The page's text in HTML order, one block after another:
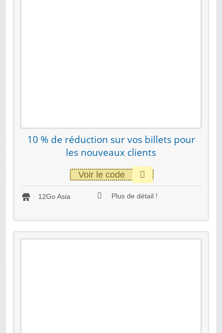
10 % de réduction sur vos billets pour
les nouveaux clients
Voir le code
12Go Asia Plus de détail !